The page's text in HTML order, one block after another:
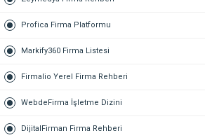
Profica Firma Platformu
Markify360 Firma Listesi
Firmalio Yerel Firma Rehberi
WebdeFirma İşletme Dizini
DijitalFirman Firma Rehberi